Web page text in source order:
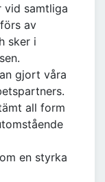
vid samtliga
av
sker i
gjort våra
all form
en styrka